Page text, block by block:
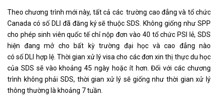
Theo chương trình mới này, tất cả các trường cao đẳng và tổ chức
Canada có số DLI đã đăng ký sẽ thuộc SDS. Không giống như SPP
cho phép sinh viên quốc tế chỉ nộp đơn vào 40 tổ chức PSI lẻ, SDS
hiện đang mở cho bất kỳ trường đại học và cao đẳng nào
có số DLI hợp lệ. Thời gian xử lý visa cho các đơn xin thị thực du học
của SDS sẽ vào khoảng 45 ngày hoặc ít hơn. Đối với các chương
trình không phải SDS, thời gian xử lý sẽ giống như thời gian xử lý
thông thường là khoảng 7 tuần.